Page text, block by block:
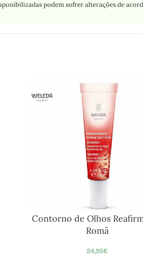
podem sofrer alterações de
Contorno de Olhos
Romã
24,95€